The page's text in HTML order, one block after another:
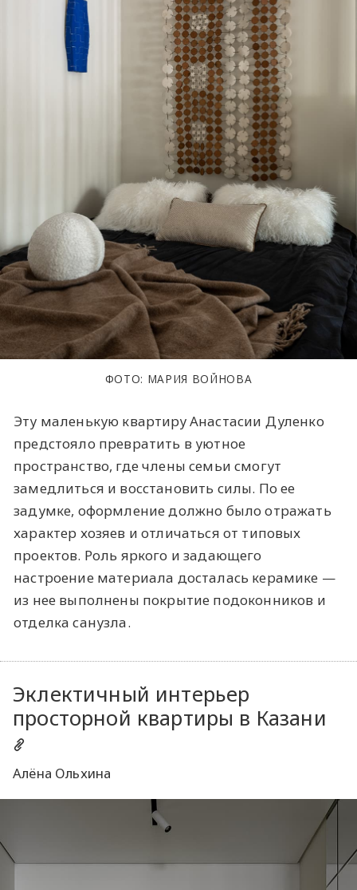
ФОТО: МАРИЯ ВОЙНОВА
Эту маленькую квартиру Анастасии Дуленко
предстояло превратить в уютное
пространство, где члены семьи смогут
замедлиться и восстановить силы. По ее
задумке, оформление должно было отражать
характер хозяев и отличаться от типовых
проектов. Роль яркого и задающего
настроение материала досталась керамике —
из нее выполнены покрытие подоконников и
отделка санузла.
Эклектичный интерьер
просторной квартиры в Казани
Алёна Ольхина